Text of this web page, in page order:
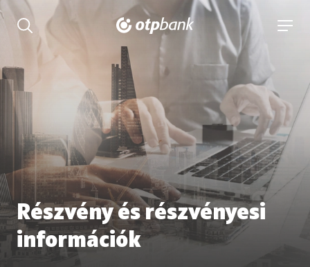
tartalmához
Keresés kinyitása
Részvény és részvényesi
információk